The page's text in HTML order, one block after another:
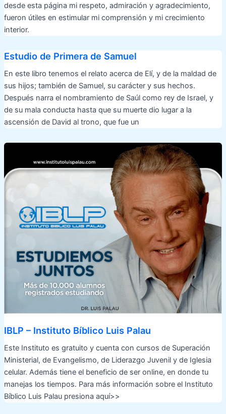
desde esta página mi respeto, admiración y agradecimiento,
fueron útiles en estimular mi comprensión y mi crecimiento
interior.
Estudio de Primera de Samuel
En este libro tenemos el relato acerca de Elí, y de la maldad de
sus hijos; también de Samuel, su carácter y sus hechos.
Después narra el nombramiento de Saúl como rey de Israel, y
de su mala conducta hasta que su muerte dio lugar a la
ascensión de David al trono, que fue un
IBLP – Instituto Bíblico Luis Palau
Este Instituto es gratuito y cuenta con cursos de Superación
Ministerial, de Evangelismo, de Liderazgo Juvenil y de Iglesia
celular. Además tiene el beneficio de ser online, en donde tu
manejas los tiempos. Para más información sobre el Instituto
Bíblico Luis Palau presiona aquí>>